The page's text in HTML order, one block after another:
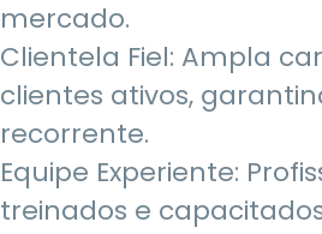
mercado.
Clientela Fiel: Ampla
clientes ativos,
recorrente.
Equipe Experiente:
treinados e